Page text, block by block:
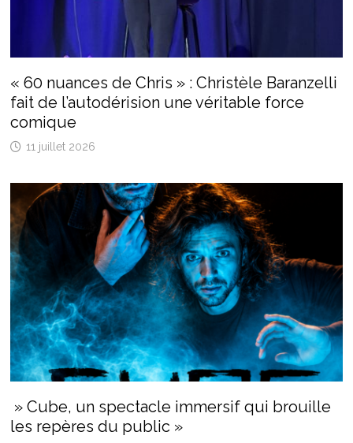
« 60 nuances de Chris » : Christèle Baranzelli
fait de l’autodérision une véritable force
comique
11 juillet 2026
» Cube, un spectacle immersif qui brouille
les repères du public »